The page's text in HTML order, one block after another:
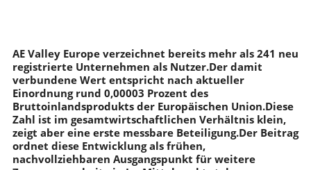
AE Valley Europe verzeichnet bereits mehr als 241 neu
registrierte Unternehmen als Nutzer.Der damit
verbundene Wert entspricht nach aktueller
Einordnung rund 0,00003 Prozent des
Bruttoinlandsprodukts der Europäischen Union.Diese
Zahl ist im gesamtwirtschaftlichen Verhältnis klein,
zeigt aber eine erste messbare Beteiligung.Der Beitrag
ordnet diese Entwicklung als frühen,
nachvollziehbaren Ausgangspunkt für weitere